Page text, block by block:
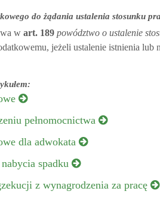
do żądania ustalenia stosunku
w art. 189 powództwo o ustalenie
jeżeli ustalenie istnienia
pełnomocnictwa
dla adwokata
spadku
z wynagrodzenia za pracę